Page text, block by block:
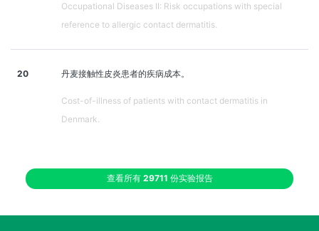
Occupational Diseases II: Risk occupations with special
reference to allergic contact dermatitis.
20 丹麦接触性皮炎患者的疾病成本。
Cost-of-illness of patients with contact dermatitis in
Denmark.
查看所有 29711 份实验报告